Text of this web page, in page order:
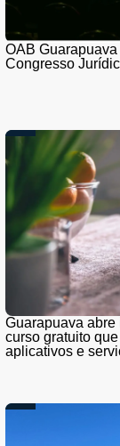
OAB Guarapuava
Congresso
Guarapuava
curso gratuito
aplicativos e